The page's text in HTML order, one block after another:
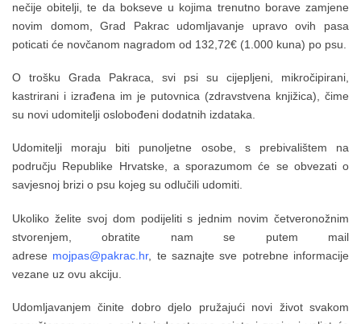
nečije obitelji, te da bokseve u kojima trenutno borave zamjene
novim domom, Grad Pakrac udomljavanje upravo ovih pasa
poticati će novčanom nagradom od 132,72€ (1.000 kuna) po psu.
O trošku Grada Pakraca, svi psi su cijepljeni, mikročipirani,
kastrirani i izrađena im je putovnica (zdravstvena knjižica), čime
su novi udomitelji oslobođeni dodatnih izdataka.
Udomitelji moraju biti punoljetne osobe, s prebivalištem na
području Republike Hrvatske, a sporazumom će se obvezati o
savjesnoj brizi o psu kojeg su odlučili udomiti.
Ukoliko želite svoj dom podijeliti s jednim novim četveronožnim
stvorenjem, obratite nam se putem mail
adrese mojpas@pakrac.hr, te saznajte sve potrebne informacije
vezane uz ovu akciju.
Udomljavanjem činite dobro djelo pružajući novi život svakom